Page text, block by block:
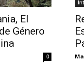
El
Género
0